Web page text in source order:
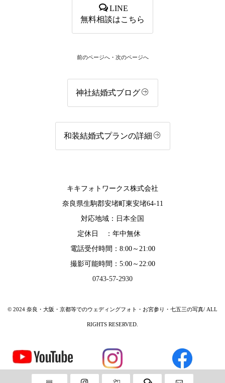
LINE
無料相談はこちら
前のページへ・ 次のページへ
神社結婚式ブログ
和装結婚式プランの詳細
キキフォトワークス株式会社
奈良県生駒郡安堵町東安堵64-11
対応地域： 日本全国
定休日 ：年中無休
電話受付時間：8:00～21:00
撮影可能時間：5:00～22:00
0743-57-2930
© 2024 奈良・大阪・京都等でのウェディングフォト・お宮参り・七五三の写真/ ALL
RIGHTS RESERVED.